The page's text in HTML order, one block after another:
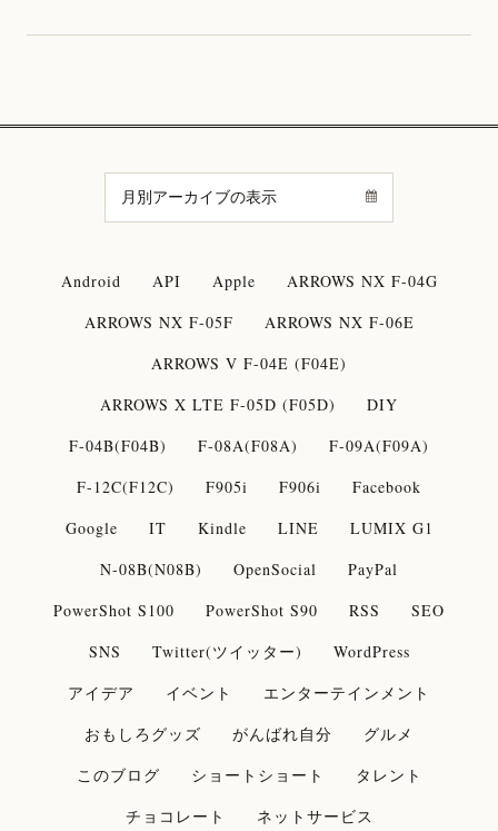
Android API Apple
ARROWS NX F-04G
ARROWS NX F-05F
ARROWS NX F-06E
ARROWS V F-04E (F04E)
ARROWS X LTE F-05D (F05D)
DIY
F-04B(F04B)
F-08A(F08A)
F-09A(F09A)
F-12C(F12C)
F905i F906i
Facebook
Google
IT Kindle LINE
LUMIX G1
N-08B(N08B)
OpenSocial
PayPal
PowerShot S100
PowerShot S90 RSS
SEO
SNS
Twitter(ツイッター)
WordPress
アイデア
イベント
エンターテインメント
おもしろグッズ
がんばれ自分
グルメ
このブログ
ショートショート
タレント
チョコレート
ネットサービス